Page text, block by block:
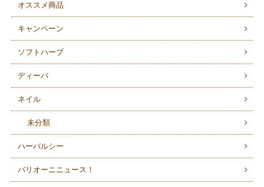
オススメ商品
キャンペーン
ソフトハーブ
ディーバ
ネイル
未分類
ハーバルシー
バリオーニニュース！